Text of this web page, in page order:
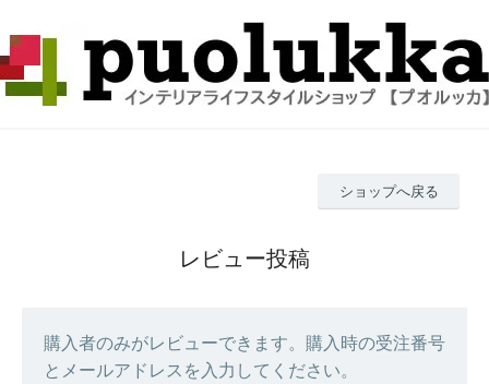
ショップへ戻る
レビュー投稿
購入者のみがレビューできます。購入時の受注番号
とメールアドレスを入力してください。